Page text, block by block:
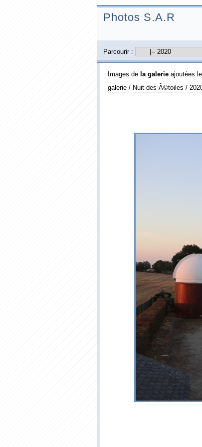
Photos S.A.R
Parcourir :
Images de la galerieajoutées le
galerie/ Nuit des Ã©toiles /